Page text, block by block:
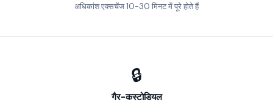
अधिकांश एक्सचेंज 10-30 मिनट में पूरे होते हैं
🔒
गैर-कस्टोडियल